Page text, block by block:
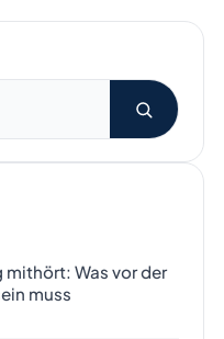
mithört: Was vor der
muss